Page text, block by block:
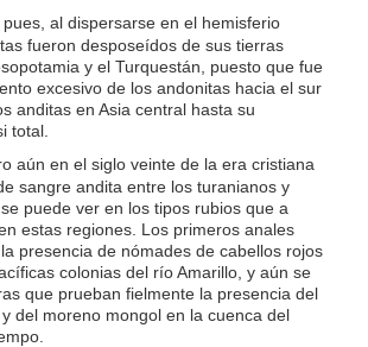
al dispersarse en el hemisferio
fueron desposeídos de sus tierras
y el Turquestán, puesto que fue
excesivo de los andonitas hacia el sur
anditas en Asia central hasta su
total.
aún en el siglo veinte de la era cristiana
sangre andita entre los turanianos y
puede ver en los tipos rubios que a
estas regiones. Los primeros anales
presencia de nómades de cabellos rojos
colonias del río Amarillo, y aún se
que prueban fielmente la presencia del
del moreno mongol en la cuenca del